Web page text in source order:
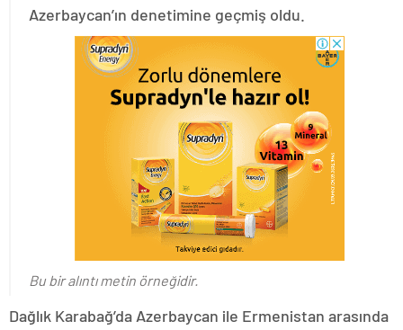
Azerbaycan’ın denetimine geçmiş oldu.
Bu bir alıntı metin örneğidir.
Dağlık Karabağ’da Azerbaycan ile Ermenistan arasında